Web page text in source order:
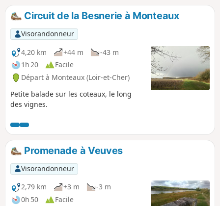
Circuit de la Besnerie à Monteaux
Visorandonneur
4,20 km
+44 m
-43 m
1h 20
Facile
Départ à Monteaux (Loir-et-Cher)
Petite balade sur les coteaux, le long
des vignes.
Promenade à Veuves
Visorandonneur
2,79 km
+3 m
-3 m
0h 50
Facile